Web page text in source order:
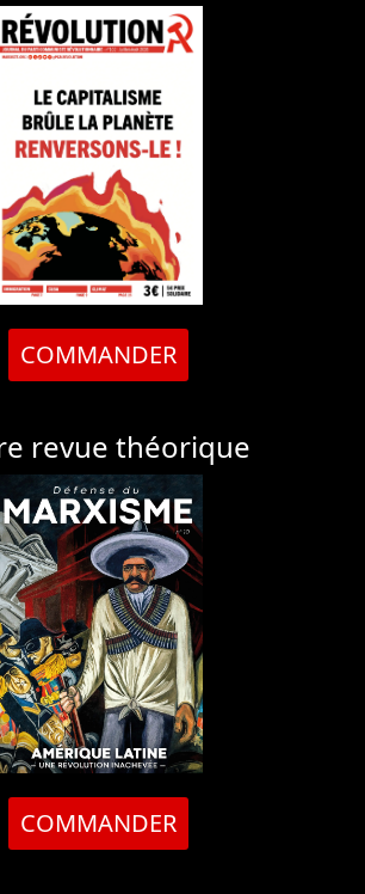
COMMANDER
revue théorique
COMMANDER